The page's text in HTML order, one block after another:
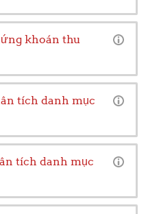
khoán thu
tích danh mục
tích danh mục